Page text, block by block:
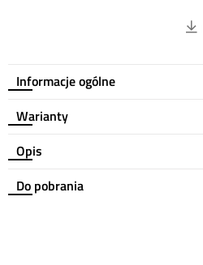
Informacje ogólne
Warianty
Opis
Do pobrania